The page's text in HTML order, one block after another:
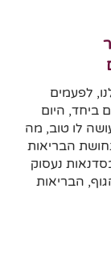
לפעמים
ביחד, היום
לו טוב, מה
הבריאות
נעסוק
הבריאות